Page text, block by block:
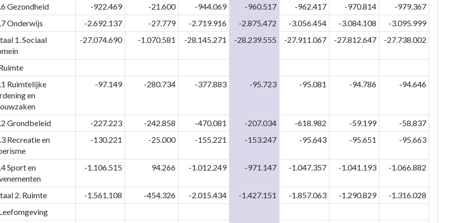
Gezondheid
-922.469 -21.600 -944.069 -960.517 -962.417 -970.814
-979.367
Onderwijs
-2.692.137 -27.779 -2.719.916 -2.875.472 -3.056.454 -3.084.108
-3.095.999
1. Sociaal
-27.074.690 -1.070.581 -28.145.271 -28.239.555 -27.911.067 -27.812.647 -27.738.002
Ruimtelijke
en
-97.149 -280.734 -377.883 -95.723 -95.081 -94.786 -94.646
Grondbeleid -227.223 -242.858 -470.081 -207.034 -618.982 -59.199
-58.837
Recreatie en
-130.221 -25.000 -155.221 -153.247 -95.643 -95.651 -95.663
Sport en
-1.106.515 94.266 -1.012.249 -971.147 -1.047.357 -1.041.193 -1.066.882
2. Ruimte -1.561.108 -454.326 -2.015.434 -1.427.151 -1.857.063 -1.290.829
-1.316.028